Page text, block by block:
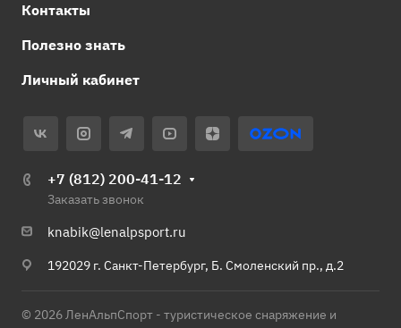
Контакты
Полезно знать
Личный кабинет
+7 (812) 200-41-12
Заказать звонок
knabik@lenalpsport.ru
192029 г. Санкт-Петербург, Б. Смоленский пр., д.2
© 2026 ЛенАльпСпорт - туристическое снаряжение и